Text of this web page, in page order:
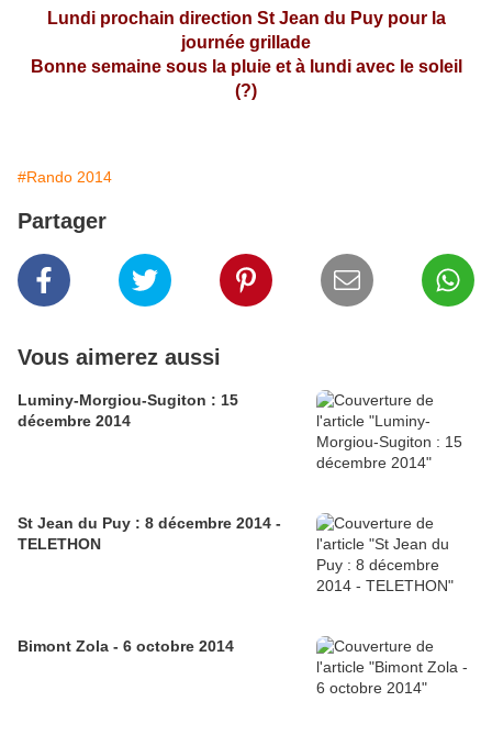
Lundi prochain direction St Jean du Puy pour la
journée grillade
Bonne semaine sous la pluie et à lundi avec le soleil
(?)
#Rando 2014
Partager
Vous aimerez aussi
Luminy-Morgiou-Sugiton : 15
décembre 2014
St Jean du Puy : 8 décembre 2014 -
TELETHON
Bimont Zola - 6 octobre 2014